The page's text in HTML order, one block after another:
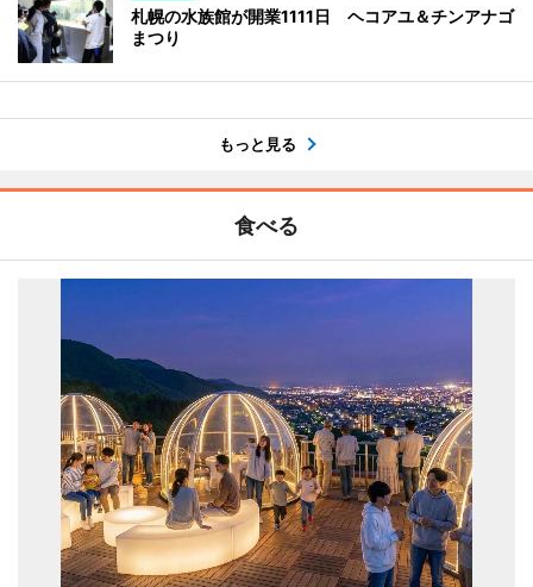
札幌の水族館が開業1111日 ヘコアユ＆チンアナゴ
まつり
もっと見る
食べる